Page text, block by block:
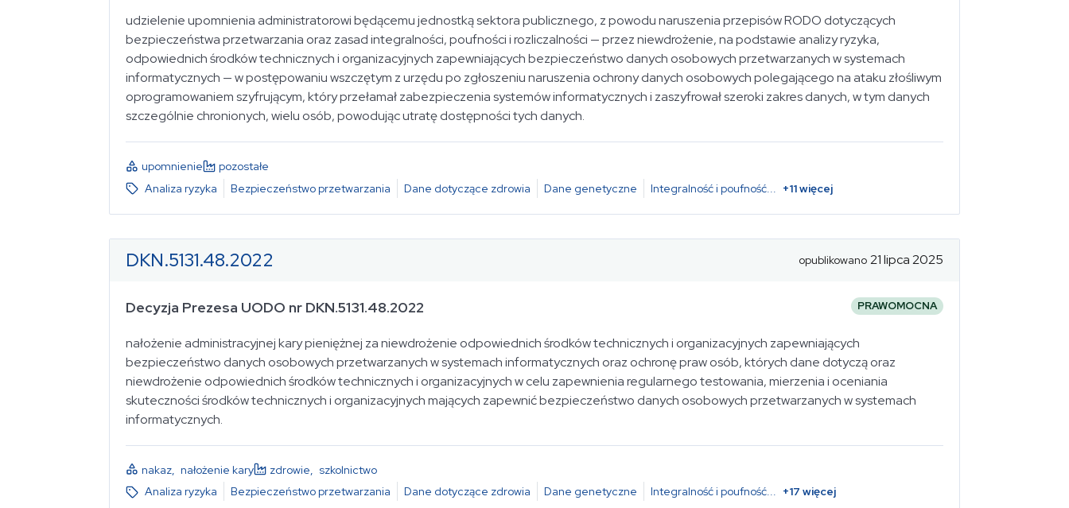
Data ogłoszenia
dowolny okres
Data publikacji
do
dowolny okres
wybierz...
ransomware
udzielenie upomnienia administratorowi będącemu jednostką sektora publicznego, z powodu naruszenia przepisów RODO dotyczących
bezpieczeństwa przetwarzania oraz zasad integralności, poufności i rozliczalności — przez niewdrożenie, na podstawie analizy ryzyka,
odpowiednich środków technicznych i organizacyjnych zapewniających bezpieczeństwo danych osobowych przetwarzanych w systemach
informatycznych — w postępowaniu wszczętym z urzędu po zgłoszeniu naruszenia ochrony danych osobowych polegającego na ataku złośliwym
oprogramowaniem szyfrującym, który przełamał zabezpieczenia systemów informatycznych i zaszyfrował szeroki zakres danych, w tym danych
szczególnie chronionych, wielu osób, powodując utratę dostępności tych danych.
upomnienie
pozostałe
Analiza ryzyka
Bezpieczeństwo przetwarzania Dane dotyczące zdrowia Dane genetyczne Integralność i poufność +11więcej
DKN.5131.48.2022 opublikowano 21 lipca 2025
Decyzja Prezesa UODO nr DKN.5131.48.2022 PRAWOMOCNA
nałożenie administracyjnej kary pieniężnej za niewdrożenie odpowiednich środków technicznych i organizacyjnych zapewniających
bezpieczeństwo danych osobowych przetwarzanych w systemach informatycznych oraz ochronę praw osób, których dane dotyczą oraz
niewdrożenie odpowiednich środków technicznych i organizacyjnych w celu zapewnienia regularnego testowania, mierzenia i oceniania
skuteczności środków technicznych i organizacyjnych mających zapewnić bezpieczeństwo danych osobowych przetwarzanych w systemach
informatycznych.
nakaz nałożenie kary zdrowie
szkolnictwo
Analiza ryzyka
Bezpieczeństwo przetwarzania Dane dotyczące zdrowia Dane genetyczne Integralność i poufność... +17 więcej